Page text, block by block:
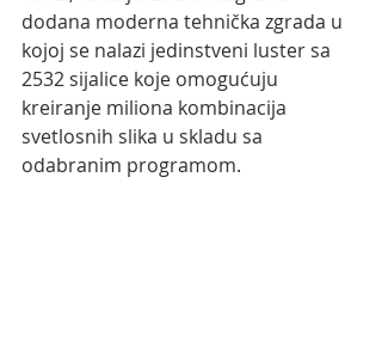
dodana moderna tehnička zgrada u
kojoj se nalazi jedinstveni luster sa
2532 sijalice koje omogućuju
kreiranje miliona kombinacija
svetlosnih slika u skladu sa
odabranim programom.